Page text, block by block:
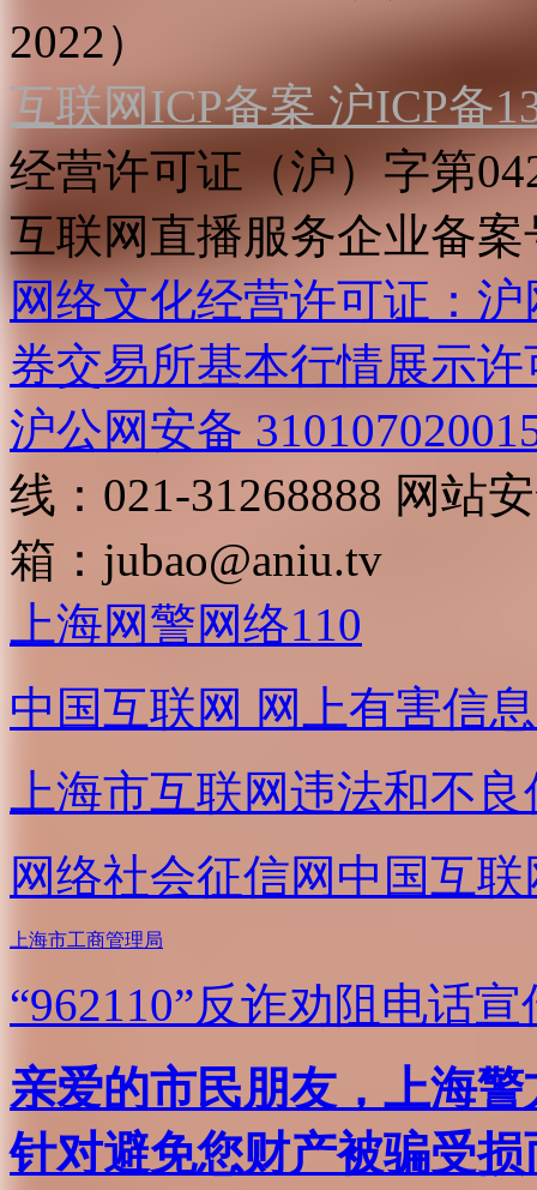
2022）
互联网ICP备案 沪ICP备
经营许可证（沪）字第
互联网直播服务企业备案
网络文化经营许可证：
券交易所基本行情展示许
沪公网安备
线：021-31268888 网站
箱： jubao@aniu.tv
上海网警网络110
中国互联网 网上有害信
上海市互联网违法和不
网络社会征信网 中国互
上海市工商管理局
“962110”反诈劝阻电话宣
亲爱的市民朋友，上海
针对避免您财产被骗受